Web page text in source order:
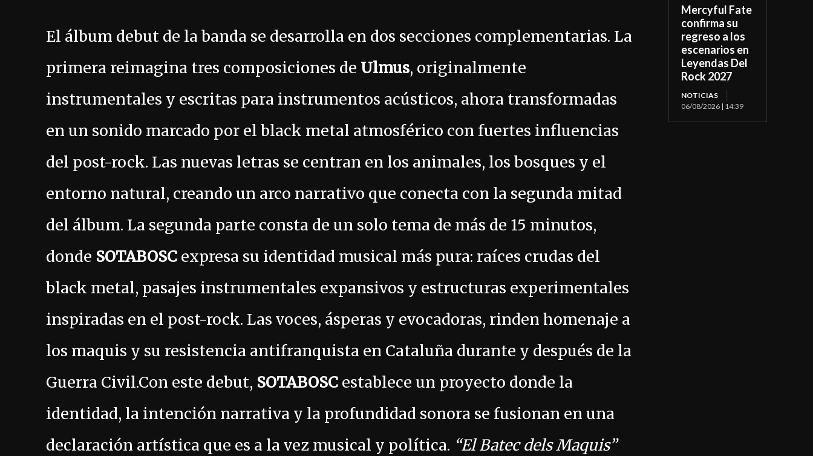
El álbum debut de la banda se desarrolla en dos secciones complementarias. La
primera reimagina tres composiciones de Ulmus, originalmente
instrumentales y escritas para instrumentos acústicos, ahora transformadas
en un sonido marcado por el black metal atmosférico con fuertes influencias
del post-rock. Las nuevas letras se centran en los animales, los bosques y el
entorno natural, creando un arco narrativo que conecta con la segunda mitad
del álbum. La segunda parte consta de un solo tema de más de 15 minutos,
donde SOTABOSC expresa su identidad musical más pura: raíces crudas del
black metal, pasajes instrumentales expansivos y estructuras experimentales
inspiradas en el post-rock. Las voces, ásperas y evocadoras, rinden homenaje a
los maquis y su resistencia antifranquista en Cataluña durante y después de la
Guerra Civil.Con este debut, SOTABOSC establece un proyecto donde la
identidad, la intención narrativa y la profundidad sonora se fusionan en una
declaración artística que es a la vez musical y política. “El Batec dels Maquis”
Mercyful Fate
confirma su
regreso a los
escenarios en
Leyendas Del
Rock 2027
NOTICIAS
06/08/2026 | 14:39